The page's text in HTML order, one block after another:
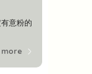
意粉的
more